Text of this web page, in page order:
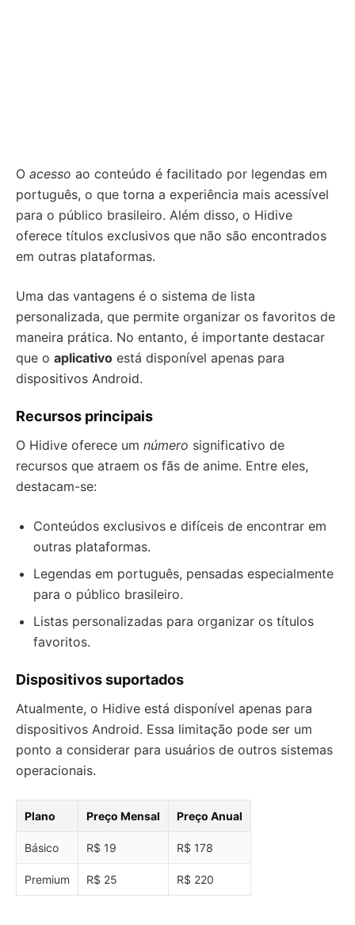
O acesso ao conteúdo é facilitado por legendas em
português, o que torna a experiência mais acessível
para o público brasileiro. Além disso, o Hidive
oferece títulos exclusivos que não são encontrados
em outras plataformas.
Uma das vantagens é o sistema de lista
personalizada, que permite organizar os favoritos de
maneira prática. No entanto, é importante destacar
que o aplicativo está disponível apenas para
dispositivos Android.
Recursos principais
O Hidive oferece um número significativo de
recursos que atraem os fãs de anime. Entre eles,
destacam-se:
Conteúdos exclusivos e difíceis de encontrar em
outras plataformas.
Legendas em português, pensadas especialmente
para o público brasileiro.
Listas personalizadas para organizar os títulos
favoritos.
Dispositivos suportados
Atualmente, o Hidive está disponível apenas para
dispositivos Android. Essa limitação pode ser um
ponto a considerar para usuários de outros sistemas
operacionais.
Plano Preço Mensal Preço Anual
Básico R$ 19 R$ 178
Premium R$ 25 R$ 220